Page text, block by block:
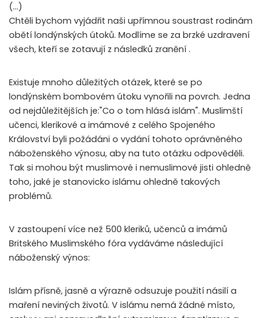
(…)
Chtěli bychom vyjádřit naši upřímnou soustrast rodinám
obětí londýnských útoků. Modlíme se za brzké uzdravení
všech, kteří se zotavují z následků zranění .
Existuje mnoho důležitých otázek, které se po
londýnském bombovém útoku vynořili na povrch. Jedna
od nejdůležitějších je:"Co o tom hlásá islám". Muslimští
učenci, klerikové a imámové z celého Spojeného
Království byli požádáni o vydání tohoto oprávněného
náboženského výnosu, aby na tuto otázku odpověděli.
Tak si mohou být muslimové i nemuslimové jisti ohledně
toho, jaké je stanovicko islámu ohledně takových
problémů.
V zastoupení více než 500 kleriků, učenců a imámů
Britského Muslimského fóra vydáváme následující
náboženský výnos:
Islám přísně, jasně a výrazně odsuzuje použití násilí a
maření neviných životů. V islámu nemá žádné místo,